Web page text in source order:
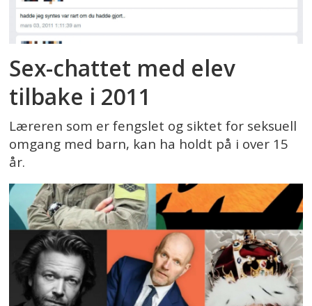
Sex-chattet med elev
tilbake i 2011
Læreren som er fengslet og siktet for seksuell
omgang med barn, kan ha holdt på i over 15
år.